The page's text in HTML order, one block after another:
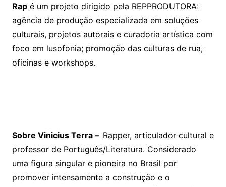
Rapé um projeto dirigido pela REPPRODUTORA:
agência de produção especializada em soluções
culturais, projetos autorais e curadoria artística com
foco em lusofonia; promoção das culturas de rua,
oficinas e workshops.
Sobre Vinicius Terra – Rapper, articulador cultural e
professor de Português/Literatura. Considerado
uma figura singular e pioneira no Brasil por
promover intensamente a construção e o